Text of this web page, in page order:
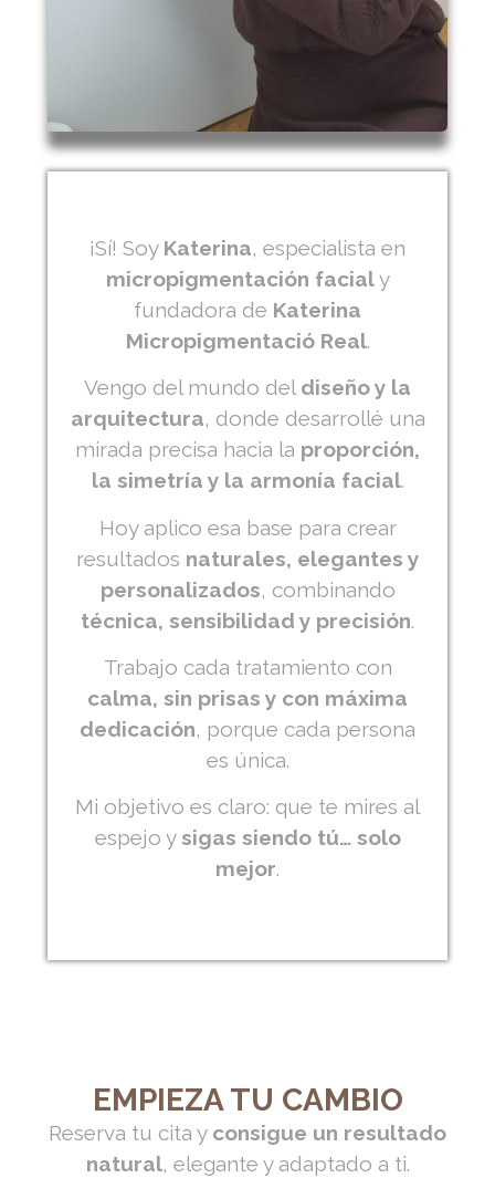
¡Sí! Soy Katerina, especialista en
micropigmentación facialy
fundadora de Katerina
Micropigmentació Real.
Vengo del mundo del diseño y la
arquitectura, donde desarrollé una
mirada precisa hacia la proporción,
la simetría y la armonía facial.
Hoy aplico esa base para crear
resultados naturales, elegantes y
personalizados, combinando
técnica, sensibilidad y precisión.
Trabajo cada tratamiento con
calma, sin prisas y con máxima
dedicación, porque cada persona
es única.
Mi objetivo es claro: que te mires al
espejo y sigas siendo tú… solo
mejor.
EMPIEZA TU CAMBIO
Reserva tu cita y consigue un resultado
natural, elegante y adaptado a ti.